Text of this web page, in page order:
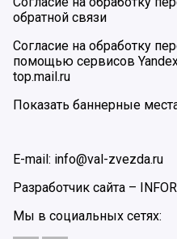
обратной связи
Согласие на обработку
помощью сервисов
top.mail.ru
Показать баннерные
E-mail: info@val-zvezda.ru
Разработчик сайта –
Мы в социальных сетях: